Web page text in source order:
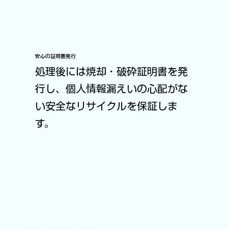
安心の証明書発行
処理後には焼却・破砕証明書を発
行し、個人情報漏えいの心配がな
い安全なリサイクルを保証しま
す。